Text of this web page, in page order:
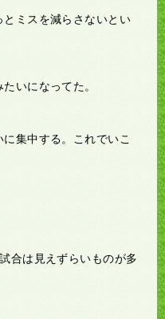
ミスを減らさないとい
いになってた。
集中する。これでいこ
合は見えずらいものが多